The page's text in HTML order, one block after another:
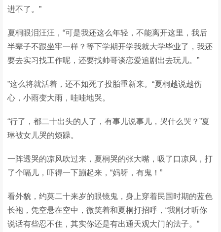
进不了。”
夏桐眼泪汪汪，“可是我还这么年轻，不能离开这里，我后
半辈子不跟坐牢一样？等下学期开学我就大学毕业了，我还
要去实习找工作呢，还要找帅哥谈恋爱追剧出去玩儿。”
”这么将就活着，还不如死了投胎重新来。“夏桐越说越伤
心，小雨变大雨，哇哇地哭。
“行了，都二十出头的人了，有事儿说事儿，哭什么哭？”夏
琳被女儿哭的烦躁。
一阵透哭的凉风吹过来，夏桐哭的张大嘴，吸了口凉风，打
了个嗝儿，吓得一下蹦起来，“妈呀，有鬼！”
看外貌，约莫二十来岁的眼镜鬼，身上穿着民国时期的蓝色
长袍，凭空悬在空中，微笑着和夏桐打招呼，“我刚才听你
说话有些忍不住，其实你还是有出通天观大门的法子。”